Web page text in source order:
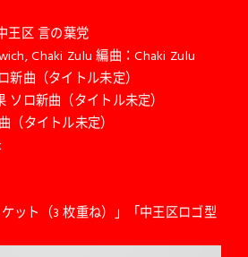
王区 言の葉党
Chaki Zulu 編曲：Chaki Zulu
新曲（タイトル未定）
ソロ新曲（タイトル未定）
（タイトル未定）
ット（3 枚重ね）」「中王区ロゴ型